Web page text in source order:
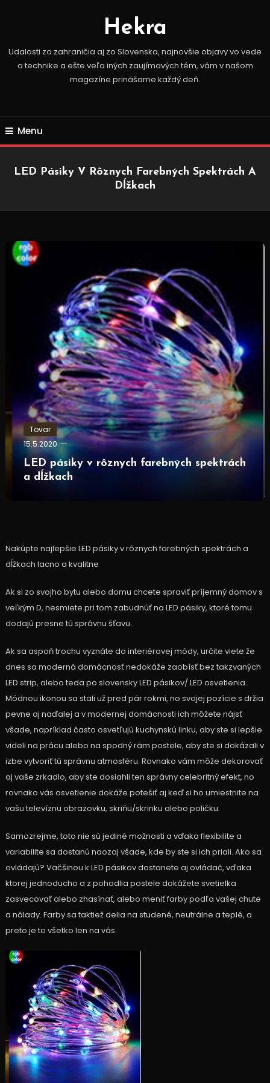
Hekra
Udalosti zo zahraničia aj zo Slovenska, najnovšie objavy vo vede
a technike a ešte veľa iných zaujímavých tém, vám v našom
magazíne prinášame každý deň.
Menu
LED Pásiky V Rôznych Farebných Spektrách A
Dĺžkach
Tovar
15.5.2020
LED pásiky v rôznych farebných spektrách
a dĺžkach
Nakúpte najlepšie LED pásiky v rôznych farebných spektrách a
dĺžkach lacno a kvalitne
Ak si zo svojho bytu alebo domu chcete spraviť príjemný domov s
veľkým D, nesmiete pri tom zabudnúť na LED pásiky, ktoré tomu
dodajú presne tú správnu šťavu.
Ak sa aspoň trochu vyznáte do interiérovej módy, určite viete že
dnes sa moderná domácnosť nedokáže zaobísť bez takzvaných
LED strip, alebo teda po slovensky LED pásikov/ LED osvetlenia.
Módnou ikonou sa stali už pred pár rokmi, no svojej pozície s držia
pevne aj naďalej a v modernej domácnosti ich môžete nájsť
všade, napríklad často osvetľujú kuchynskú linku, aby ste si lepšie
videli na prácu alebo na spodný rám postele, aby ste si dokázali v
izbe vytvoriť tú správnu atmosféru. Rovnako vám môže dekorovať
aj vaše zrkadlo, aby ste dosiahli ten správny celebritný efekt, no
rovnako vás osvetlenie dokáže potešiť aj keď si ho umiestnite na
vašu televíznu obrazovku, skriňu/skrinku alebo poličku.
Samozrejme, toto nie sú jediné možnosti a vďaka flexibilite a
variabilite sa dostanú naozaj všade, kde by ste si ich priali. Ako sa
ovládajú? Väčšinou k LED pásikov dostanete aj ovládač, vďaka
ktorej jednoducho a z pohodlia postele dokážete svetielka
zasvecovať alebo zhasínať, alebo meniť farby podľa vašej chute
a nálady. Farby sa taktiež delia na studené, neutrálne a teplé, a
preto je to všetko len na vás.